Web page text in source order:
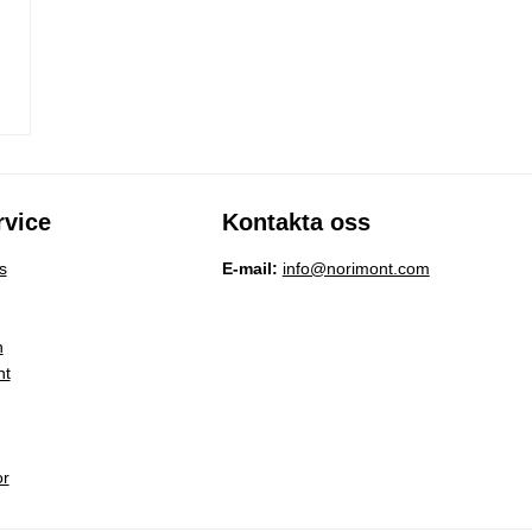
Kontakta oss
E-mail: info@norimont.com